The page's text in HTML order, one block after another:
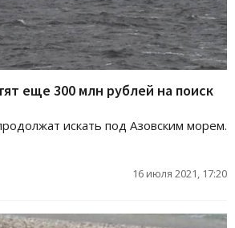
еще 300 млн рублей на поиск
искать под Азовским морем.
16 июля 2021, 17:20